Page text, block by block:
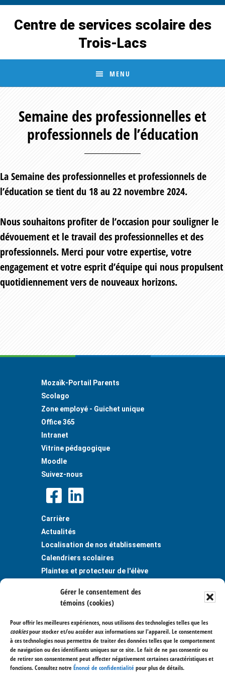
Gérer le consentement des
témoins (cookies)
Pour offrir les meilleures expériences, nous utilisons des technologies telles que les
cookiespour stocker et/ou accéder aux informations sur l'appareil. Le consentement
à ces technologies nous permettra de traiter des données telles que le comportement
de navigation ou des identifiants uniques sur ce site. Le fait de ne pas consentir ou
de retirer son consentement peut affecter négativement certaines caractéristiques et
fonctions. Consultez notreÉnoncé de confidentialitépour plus de détails.
Skip
Skip
Centre de services scolaire des
Trois-Lacs
MENU
Semaine des professionnelles et
professionnels de l’éducation
La Semaine des professionnelles et professionnels de
l’éducation se tient du 18 au 22 novembre 2024.
Nous souhaitons profiter de l’occasion pour souligner le
dévouement et le travail des professionnelles et des
professionnels. Merci pour votre expertise, votre
engagement et votre esprit d’équipe qui nous propulsent
quotidiennement vers de nouveaux horizons.
Footer
Mozaïk-Portail Parents
Scolago
Zone employé - Guichet unique
Office 365
Intranet
Vitrine pédagogique
Moodle
Suivez-nous
Carrière
Actualités
Localisation de nos établissements
Calendriers scolaires
Plaintes et protecteur de l'élève
Règlements et politiques
Centre de services scolaire des
Trois-Lacs
400, avenue Saint-Charles
Vaudreuil-Dorion (Québec) J7V 6B1